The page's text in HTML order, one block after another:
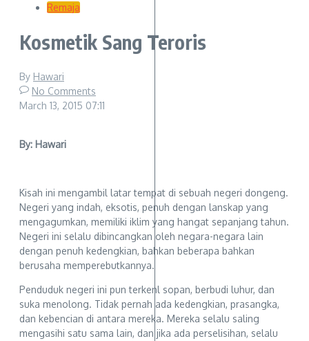
Remaja
Kosmetik Sang Teroris
By Hawari
No Comments
March 13, 2015 07:11
By: Hawari
Kisah ini mengambil latar tempat di sebuah negeri dongeng.
Negeri yang indah, eksotis, penuh dengan lanskap yang
mengagumkan, memiliki iklim yang hangat sepanjang tahun.
Negeri ini selalu dibincangkan oleh negara-negara lain
dengan penuh kedengkian, bahkan beberapa bahkan
berusaha memperebutkannya.
Penduduk negeri ini pun terkenl sopan, berbudi luhur, dan
suka menolong. Tidak pernah ada kedengkian, prasangka,
dan kebencian di antara mereka. Mereka selalu saling
mengasihi satu sama lain, dan jika ada perselisihan, selalu